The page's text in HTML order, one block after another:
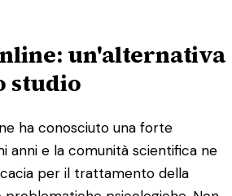
un'alternativa
studio
ha conosciuto una forte
anni e la comunità scientifica ne
per il trattamento della